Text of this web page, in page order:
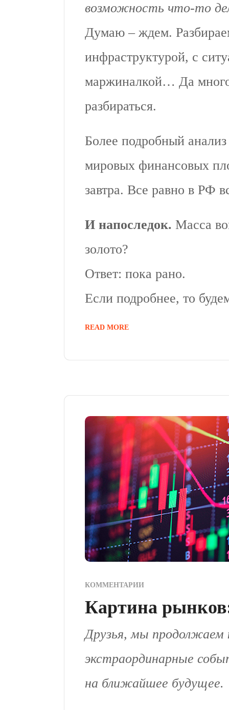
возможность что-то
Думаю – ждем.
инфраструктурой, с
маржиналкой… Да
разбираться.
Более подробный
мировых финансовых
завтра. Все равно в РФ
И напоследок. Масса
золото?
Ответ: пока рано.
Если подробнее, то
READ MORE
КОММЕНТАРИИ
Картина
Друзья, мы
экстраординарные
на ближайшее будущее.